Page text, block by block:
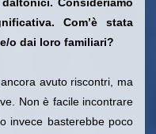
Consideriamo
Com’è stata
o dai loro familiari?
avuto riscontri, ma
Non è facile incontrare
invece basterebbe poco